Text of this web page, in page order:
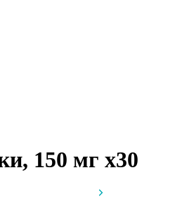
150 мг x30